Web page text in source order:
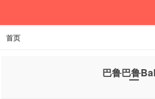
首页
巴鲁巴鲁